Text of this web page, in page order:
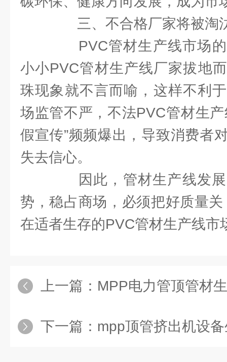
三、不合格厂家将被淘
PVC管材生产线市场的
小小PVC管材生产线厂家拔地
珠现象就不言而喻，这样不利
场监管不严，不法PVC管材生
假宣传”频频爆出，导致消费者
失去信心。
因此，管材生产线发展
势，稳占商场，必须把好质量
在适者生存的PVC管材生产线市
上一篇： MPP电力管顶管材
下一篇： mpp顶管挤出机设备生